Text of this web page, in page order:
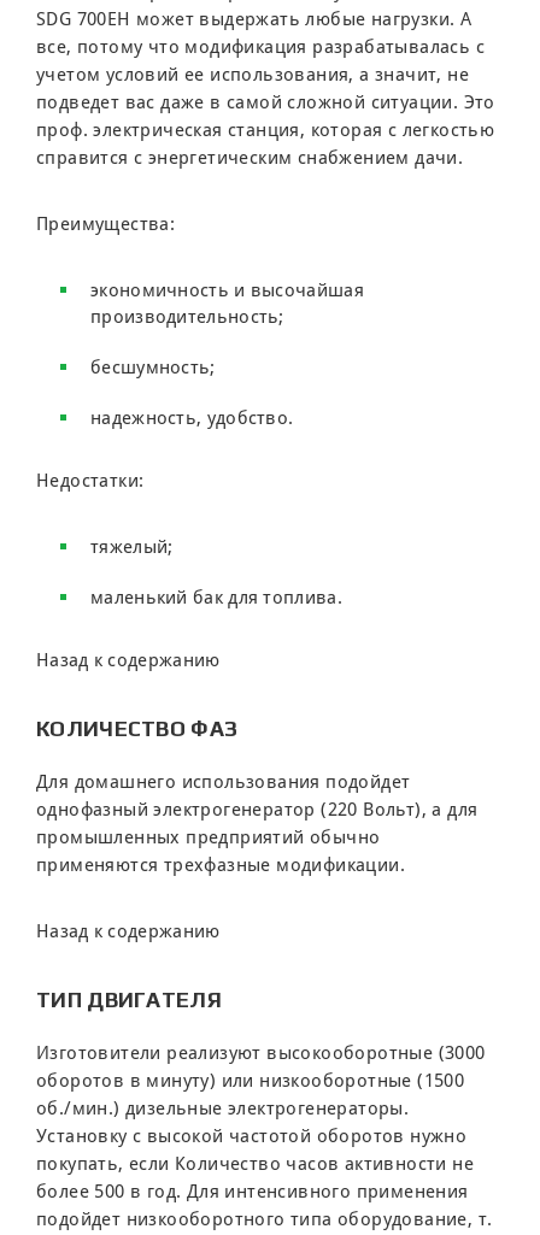
SDG 700EH может выдержать любые нагрузки. А
все, потому что модификация разрабатывалась с
учетом условий ее использования, а значит, не
подведет вас даже в самой сложной ситуации. Это
проф. электрическая станция, которая с легкостью
справится с энергетическим снабжением дачи.
Преимущества:
экономичность и высочайшая
производительность;
бесшумность;
надежность, удобство.
Недостатки:
тяжелый;
маленький бак для топлива.
Назад к содержанию
КОЛИЧЕСТВО ФАЗ
Для домашнего использования подойдет
однофазный электрогенератор (220 Вольт), а для
промышленных предприятий обычно
применяются трехфазные модификации.
Назад к содержанию
ТИП ДВИГАТЕЛЯ
Изготовители реализуют высокооборотные (3000
оборотов в минуту) или низкооборотные (1500
об./мин.) дизельные электрогенераторы.
Установку с высокой частотой оборотов нужно
покупать, если Количество часов активности не
более 500 в год. Для интенсивного применения
подойдет низкооборотного типа оборудование, т.